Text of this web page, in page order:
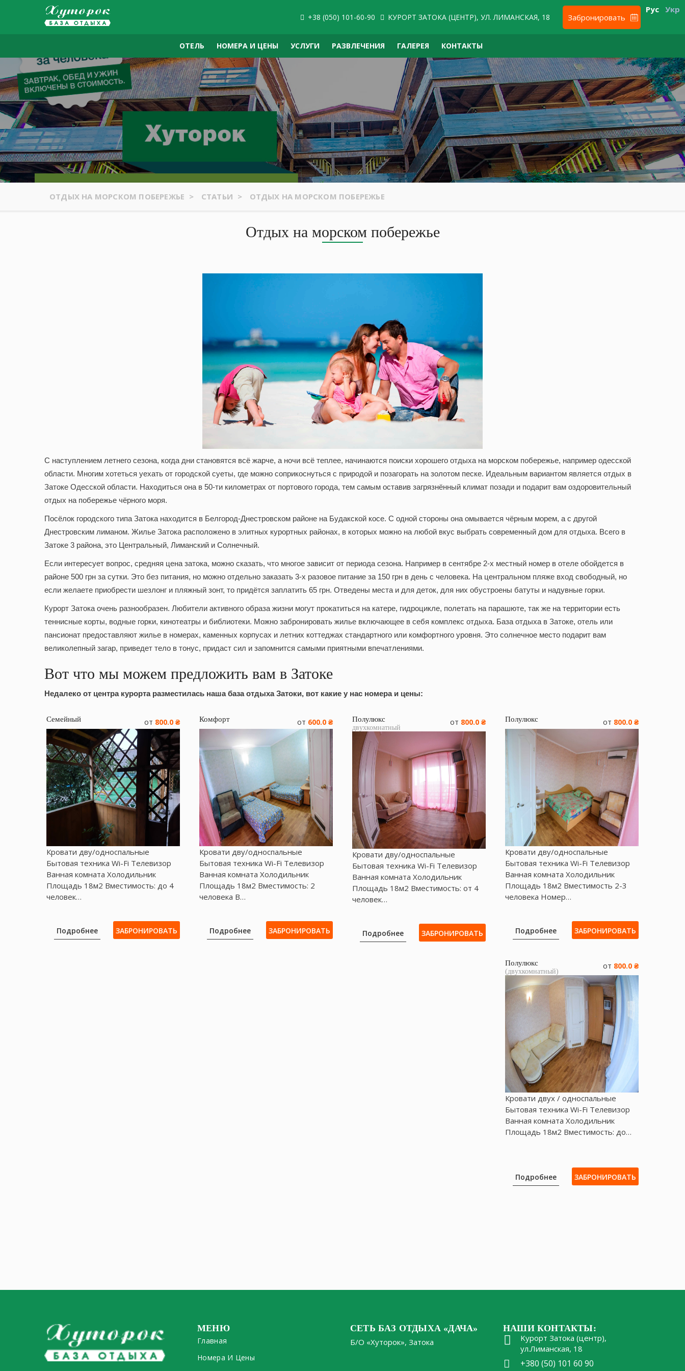
+38 (050) 101-60-90 KУРОРТ ЗАТОКА (ЦЕНТР), УЛ. ЛИМАНСКАЯ, 18 Забронировать
Рус Укр
ОТЕЛЬ НОМЕРА И ЦЕНЫ УСЛУГИ РАЗВЛЕЧЕНИЯ ГАЛЕРЕЯ КОНТАКТЫ
ОТДЫХ НА МОРСКОМ ПОБЕРЕЖЬЕ > СТАТЬИ > ОТДЫХ НА МОРСКОМ ПОБЕРЕЖЬЕ
Отдых на морском побережье
С наступлением летнего сезона, когда дни становятся всё жарче, а ночи всё теплее, начинаются поиски хорошего отдыха на морском побережье, например одесской
области. Многим хотеться уехать от городской суеты, где можно соприкоснуться с природой и позагорать на золотом песке. Идеальным вариантом является отдых в
Затоке Одесской области. Находиться она в 50-ти километрах от портового города, тем самым оставив загрязнённый климат позади и подарит вам оздоровительный
отдых на побережье чёрного моря.
Посёлок городского типа Затока находится в Белгород-Днестровском районе на Будакской косе. С одной стороны она омывается чёрным морем, а с другой
Днестровским лиманом. Жилье Затока расположено в элитных курортных районах, в которых можно на любой вкус выбрать современный дом для отдыха. Всего в
Затоке 3 района, это Центральный, Лиманский и Солнечный.
Если интересует вопрос, средняя цена затока, можно сказать, что многое зависит от периода сезона. Например в сентябре 2-х местный номер в отеле обойдется в
районе 500 грн за сутки. Это без питания, но можно отдельно заказать 3-х разовое питание за 150 грн в день с человека. На центральном пляже вход свободный, но
если желаете приобрести шезлонг и пляжный зонт, то придётся заплатить 65 грн. Отведены места и для деток, для них обустроены батуты и надувные горки.
Курорт Затока очень разнообразен. Любители активного образа жизни могут прокатиться на катере, гидроцикле, полетать на парашюте, так же на территории есть
теннисные корты, водные горки, кинотеатры и библиотеки. Можно забронировать жилье включающее в себя комплекс отдыха. База отдыха в Затоке, отель или
пансионат предоставляют жилье в номерах, каменных корпусах и летних коттеджах стандартного или комфортного уровня. Это солнечное место подарит вам
великолепный загар, приведет тело в тонус, придаст сил и запомнится самыми приятными впечатлениями.
Вот что мы можем предложить вам в Затоке
Недалеко от центра курорта разместилась нашабаза отдыха Затоки, вот какие у нас номера и цены:
Семейный от 800.0 ₴
Кровати дву/односпальные
Бытовая техника Wі-Fі Телевизор
Ванная комната Холодильник
Площадь 18м2 Вместимость: до 4
человек…
Подробнее ЗАБРОНИРОВАТЬ
Комфорт от 600.0 ₴
Кровати дву/односпальные
Бытовая техника Wі-Fі Телевизор
Ванная комната Холодильник
Площадь 18м2 Вместимость: 2
человека В…
Подробнее ЗАБРОНИРОВАТЬ
Полулюкс
двухкомнатный
от 800.0 ₴
Кровати дву/односпальные
Бытовая техника Wi-Fi Телевизор
Ванная комната Холодильник
Площадь 18м2 Вместимость: от 4
человек…
Подробнее ЗАБРОНИРОВАТЬ
Полулюкс от 800.0 ₴
Кровати дву/односпальные
Бытовая техника Wі-Fі Телевизор
Ванная комната Холодильник
Площадь 18м2 Вместимость 2-3
человека Номер…
Подробнее ЗАБРОНИРОВАТЬ
Полулюкс
(двухкомнатный)
от 800.0 ₴
Кровати двух / односпальные
Бытовая техника Wі-Fі Телевизор
Ванная комната Холодильник
Площадь 18м2 Вместимость: до…
Подробнее ЗАБРОНИРОВАТЬ
МЕНЮ
Главная
Номера И Цены
СЕТЬ БАЗ ОТДЫХА «ДАЧА»
Б/О «Хуторок», Затока
НАШИ КОНТАКТЫ:
Kурорт Затока (центр),
ул.Лиманская, 18
+380 (50) 101 60 90